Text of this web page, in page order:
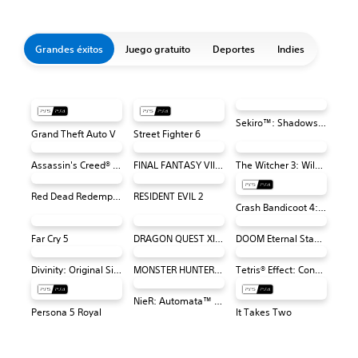
Grandes éxitos Juego gratuito Deportes Indies
Grand Theft Auto V Street Fighter 6
Sekiro™: Shadows Die Twice - Edición Juego del Año
Assassin's Creed® Odyssey FINAL FANTASY VII REMAKE The Witcher 3: Wild Hunt – Complete Edition
Red Dead Redemption 2
RESIDENT EVIL 2
Crash Bandicoot 4: It's About Time
Far Cry 5 DRAGON QUEST XI S: Ecos de un pasado perdido - Edición definitiva DOOM Eternal Standard Edition
Divinity: Original Sin 2 - Definitive Edition PS4 & PS5 MONSTER HUNTER: WORLD™ Tetris® Effect: Connected
Persona 5 Royal
NieR: Automata™ Game of the YoRHa Edition
It Takes Two